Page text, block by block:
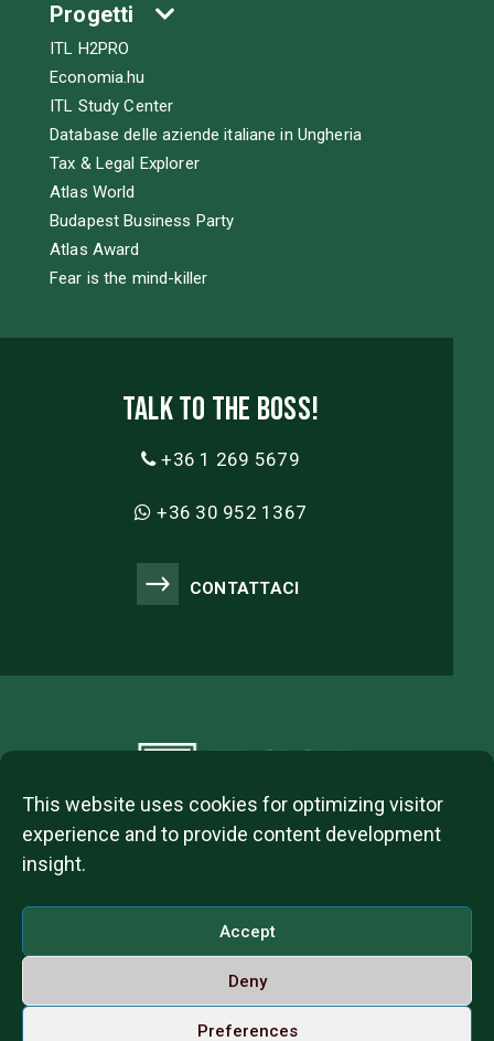
This website uses cookies for optimizing visitor
experience and to provide content development
insight.
Accept
Deny
Preferences
Progetti
ITL H2PRO
Economia.hu
ITL Study Center
Database delle aziende italiane in Ungheria
Tax & Legal Explorer
Atlas World
Budapest Business Party
Atlas Award
Fear is the mind-killer
Talk to the boss!
+36 1 269 5679
+36 30 952 1367
CONTATTACI
Dózsa György út 84, 1068 Budapest, Hungary
VAT Number: 12093977-2-42